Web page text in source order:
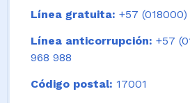
Línea gratuita: +57 (018000)
Línea anticorrupción: +57
968 988
Código postal: 17001